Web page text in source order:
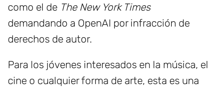
como el de The New York Times
demandando a OpenAI por infracción de
derechos de autor.
Para los jóvenes interesados en la música, el
cine o cualquier forma de arte, esta es una